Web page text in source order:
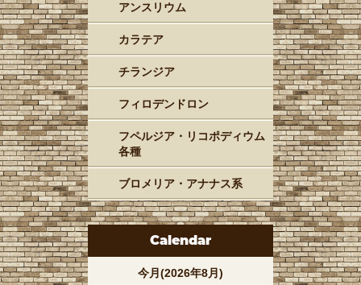
アンスリウム
カラテア
チランジア
フィロデンドロン
フペルジア・リコポディウム
各種
ブロメリア・アナナス系
Calendar
今月(2026年8月)